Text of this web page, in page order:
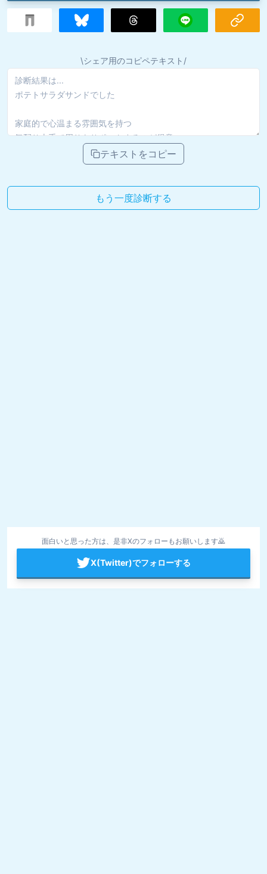
\シェア用のコピペテキスト/
テキストをコピー
もう一度診断する
面白いと思った方は、是非Xのフォローもお願いします🙇
X(Twitter)でフォローする